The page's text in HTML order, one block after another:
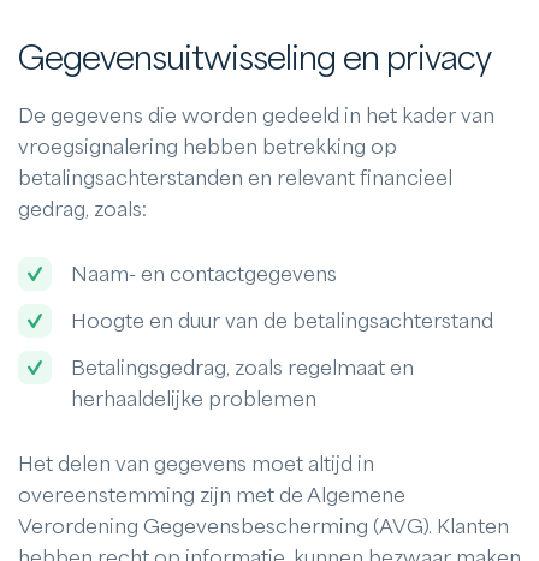
Gegevensuitwisseling en privacy
De gegevens die worden gedeeld in het kader van
vroegsignalering hebben betrekking op
betalingsachterstanden en relevant financieel
gedrag, zoals:
Naam- en contactgegevens
Hoogte en duur van de betalingsachterstand
Betalingsgedrag, zoals regelmaat en
herhaaldelijke problemen
Het delen van gegevens moet altijd in
overeenstemming zijn met de Algemene
Verordening Gegevensbescherming (AVG). Klanten